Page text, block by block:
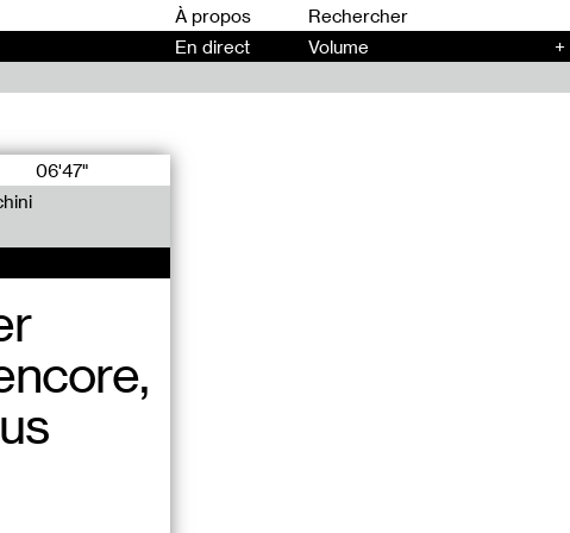
À propos
En direct Volume +
06'47"